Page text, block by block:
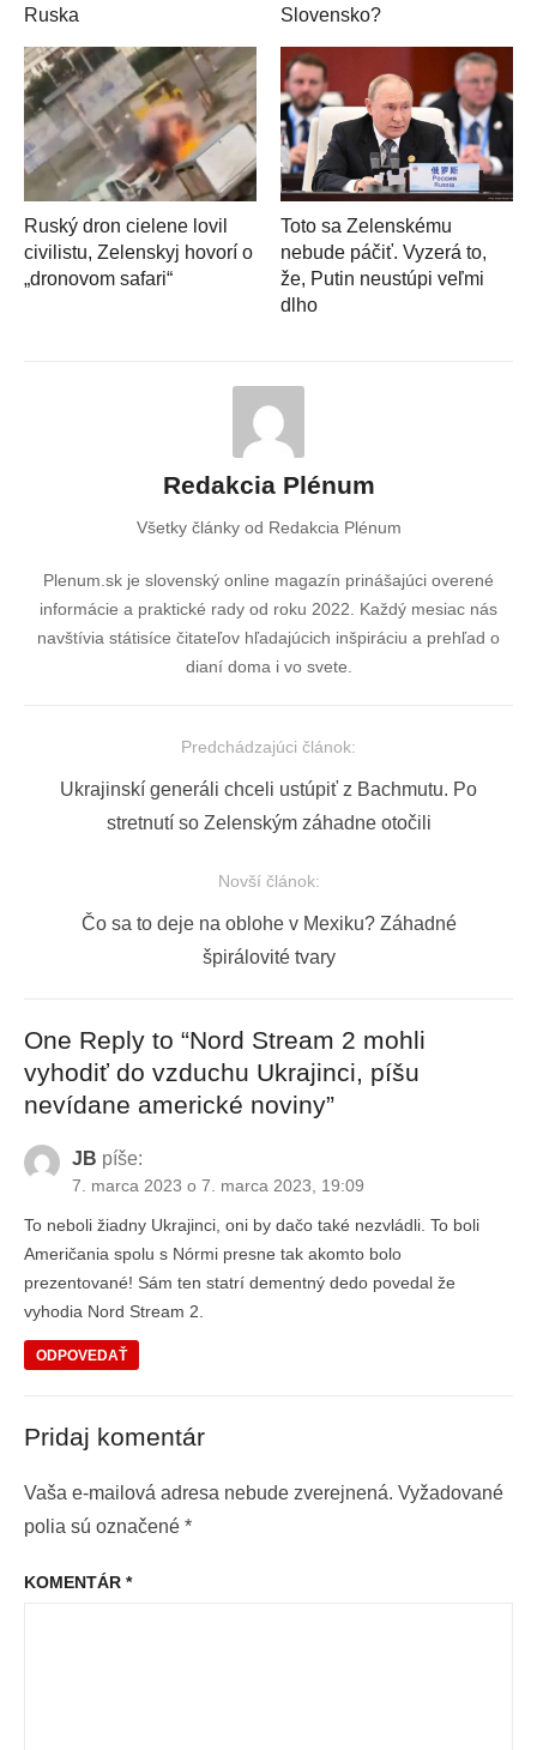
Ruska
Slovensko?
Ruský dron cielene lovil
civilistu, Zelenskyj hovorí o
„dronovom safari“
Toto sa Zelenskému
nebude páčiť. Vyzerá to,
že, Putin neustúpi veľmi
dlho
Redakcia Plénum
Všetky články od Redakcia Plénum
Plenum.sk je slovenský online magazín prinášajúci overené
informácie a praktické rady od roku 2022. Každý mesiac nás
navštívia státisíce čitateľov hľadajúcich inšpiráciu a prehľad o
dianí doma i vo svete.
Predchádzajúci článok:
Previous
Ukrajinskí generáli chceli ustúpiť z Bachmutu. Po
stretnutí so Zelenským záhadne otočili
Novší článok:
Čo sa to deje na oblohe v Mexiku? Záhadné
špirálovité tvary
One Reply to “Nord Stream 2 mohli
vyhodiť do vzduchu Ukrajinci, píšu
nevídane americké noviny”
JB píše:
7. marca 2023 o 7. marca 2023, 19:09
To neboli žiadny Ukrajinci, oni by dačo také nezvládli. To boli
Američania spolu s Nórmi presne tak akomto bolo
prezentované! Sám ten statrí dementný dedo povedal že
vyhodia Nord Stream 2.
ODPOVEDAŤ
Pridaj komentár
Vaša e-mailová adresa nebude zverejnená. Vyžadované
polia sú označené *
KOMENTÁR *